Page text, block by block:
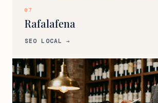
07
Rafalafena
SEO LOCAL →